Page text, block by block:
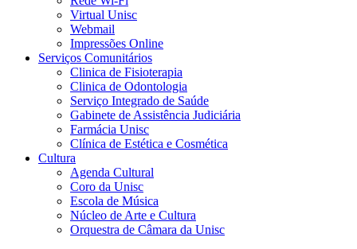
Virtual Unisc
Webmail
Impressões Online
Serviços Comunitários
Clinica de Fisioterapia
Clinica de Odontologia
Serviço Integrado de Saúde
Gabinete de Assistência Judiciária
Farmácia Unisc
Clínica de Estética e Cosmética
Cultura
Agenda Cultural
Coro da Unisc
Escola de Música
Núcleo de Arte e Cultura
Orquestra de Câmara da Unisc